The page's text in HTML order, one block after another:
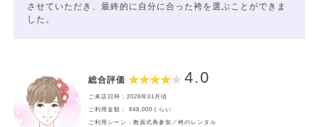
させていただき、最終的に自分に合った袴を選ぶことができま
した。
総合評価 4.0
ご来店日時：2026年01月頃
ご利用金額： ¥48,000くらい
ご利用シーン：教員式典参加／袴のレンタル